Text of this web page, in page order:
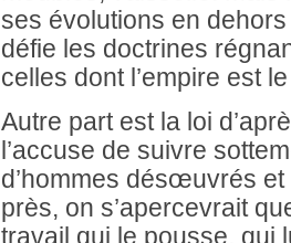
ses évolutions en
défie les doctrines
celles dont l’empire est
Autre part est la loi
l’accuse de suivre
d’hommes désœuvrés
près, on s’apercevrait
travail qui le pousse, qui